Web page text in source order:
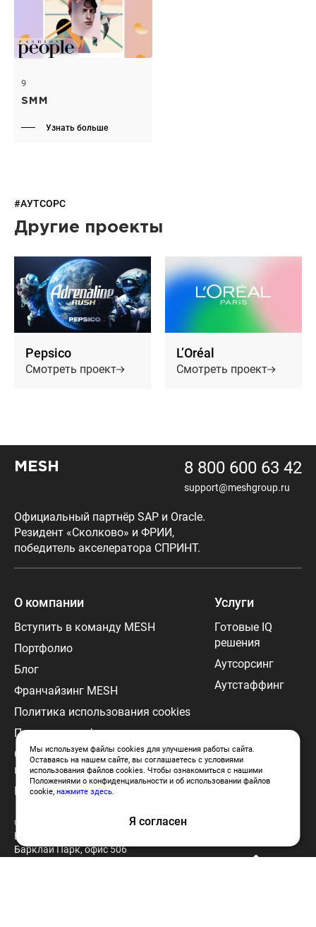
Мы используем файлы cookies для улучшения работы сайта.
Оставаясь на нашем сайте, вы соглашаетесь с условиями
использования файлов cookies. Чтобы ознакомиться с нашими
Положениями о конфиденциальности и об использовании файлов
cookie,нажмите здесь.
Я согласен
9
SMM
Узнать больше
#АУТСОРС
Другие проекты
Pepsico
Смотреть проект
L’Oréal
Смотреть проект
MESH 8 800 600 63 42
support@meshgroup.ru
Официальный партнёр SAP и Oracle.
Резидент «Сколково» и ФРИИ,
победитель акселератора СПРИНТ.
О компании
Вступить в команду MESH
Портфолио
Блог
Франчайзинг MESH
Политика использования cookies
Политика конфиденциальности
Согласие на обработку
персональных данных
Пользовательское соглашение
Услуги
Готовые IQ
решения
Аутсорсинг
Аутстаффинг
© 2024 MESH. г. Москва, ул.
Барклая, 6, строение 3 бизнес-центр,
Барклай Парк, офис 506